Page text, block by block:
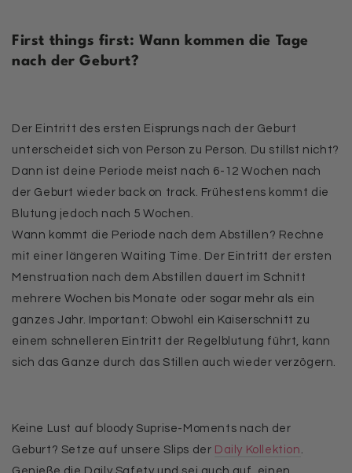
First things first: Wann kommen die Tage
nach der Geburt?
Der Eintritt des ersten Eisprungs nach der Geburt
unterscheidet sich von Person zu Person.
Du stillst nicht?
Dann ist deine Periode meist nach 6-12 Wochen nach
der Geburt wieder back on track. Frühestens kommt die
Blutung jedoch nach 5 Wochen.
Wann kommt die Periode nach dem Abstillen? Rechne
mit einer längeren Waiting Time. Der Eintritt der ersten
Menstruation nach dem Abstillen dauert im Schnitt
mehrere Wochen bis Monate oder sogar mehr als ein
ganzes Jahr. Important: Obwohl ein Kaiserschnitt zu
einem schnelleren Eintritt der Regelblutung führt, kann
sich das Ganze durch das Stillen auch wieder verzögern.
Keine Lust auf bloody Suprise-Moments nach der
Geburt? Setze auf unsere Slips der Daily Kollektion